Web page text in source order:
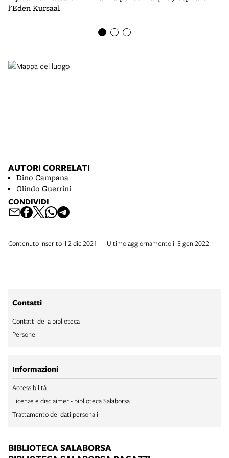
l'Eden Kursaal
AUTORI CORRELATI
Dino Campana
Olindo Guerrini
CONDIVIDI
Contenuto inserito il 2 dic 2021 — Ultimo aggiornamento il 5 gen 2022
Contatti
Contatti della biblioteca
Persone
Informazioni
Accessibilità
Licenze e disclaimer - biblioteca Salaborsa
Trattamento dei dati personali
BIBLIOTECA SALABORSA